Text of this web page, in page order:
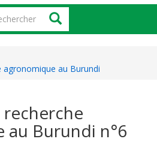
Rechercher
agronomique au Burundi
Burundi n°6